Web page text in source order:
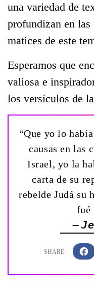
una variedad de
profundizan en
matices de este
Esperamos que
valiosa e
los versículos de
“Que yo lo
causas en las
Israel, yo la
carta de su
rebelde Judá su
fué
—